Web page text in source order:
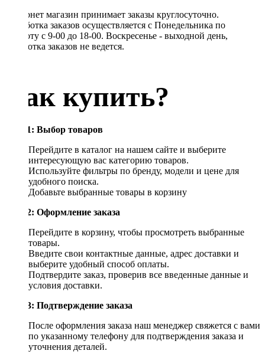
Интернет магазин принимает заказы круглосуточно.
Обработка заказов осуществляется с Понедельника по
Субботу с 9-00 до 18-00. Воскресенье - выходной день,
обработка заказов не ведется.
Как купить?
Шаг 1: Выбор товаров
Перейдите в каталог на нашем сайте и выберите
интересующую вас категорию товаров.
Используйте фильтры по бренду, модели и цене для
удобного поиска.
Добавьте выбранные товары в корзину
Шаг 2: Оформление заказа
Перейдите в корзину, чтобы просмотреть выбранные
товары.
Введите свои контактные данные, адрес доставки и
выберите удобный способ оплаты.
Подтвердите заказ, проверив все введенные данные и
условия доставки.
Шаг 3: Подтверждение заказа
После оформления заказа наш менеджер свяжется с вами
по указанному телефону для подтверждения заказа и
уточнения деталей.